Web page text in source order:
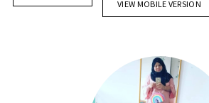
VIEW MOBILE VERSION